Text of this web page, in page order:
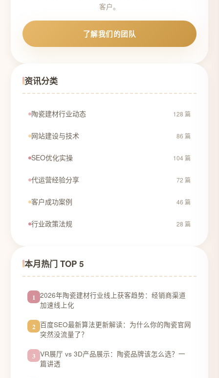
客户。
了解我们的团队
资讯分类
陶瓷建材行业动态 128 篇
网站建设与技术 86 篇
SEO优化实操 104 篇
代运营经验分享 72 篇
客户成功案例 46 篇
行业政策法规 28 篇
本月热门 TOP 5
1 2026年陶瓷建材行业线上获客趋势：经销商渠道
加速线上化
2 百度SEO最新算法更新解读：为什么你的陶瓷官网
突然没流量了？
3 VR展厅 vs 3D产品展示：陶瓷品牌该怎么选？一
篇讲透